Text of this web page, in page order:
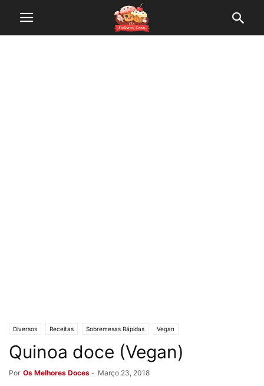
Diversos Receitas Sobremesas Rápidas Vegan
Quinoa doce (Vegan)
Por Os Melhores Doces - Março 23, 2018